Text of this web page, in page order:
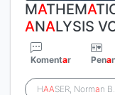
MATHEMA
ANALYSIS
Komentar Pena
HAASER, Norman B.